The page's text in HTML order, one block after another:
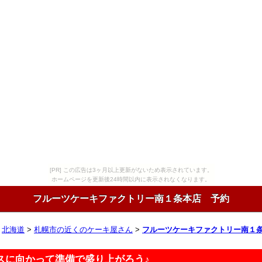
[PR] この広告は3ヶ月以上更新がないため表示されています。
ホームページを更新後24時間以内に表示されなくなります。
フルーツケーキファクトリー南１条本店 予約
北海道 > 札幌市の近くのケーキ屋さん > フルーツケーキファクトリー南１
に向かって準備で盛り上がろう♪